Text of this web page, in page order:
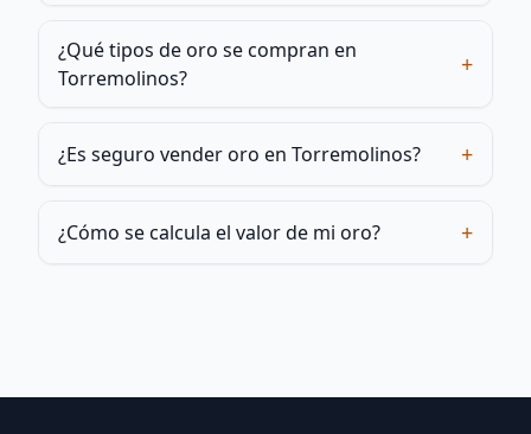
¿Qué tipos de oro se compran en
Torremolinos?
+
¿Es seguro vender oro en Torremolinos? +
¿Cómo se calcula el valor de mi oro? +